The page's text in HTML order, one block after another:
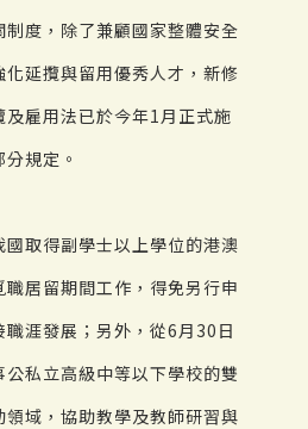
度，除了兼顧國家整體安全
延攬與留用優秀人才，新修
雇用法已於今年1月正式施
規定。
取得副學士以上學位的港澳
居留期間工作，得免另行申
涯發展；另外，從6月30日
私立高級中等以下學校的雙
域，協助教學及教師研習與